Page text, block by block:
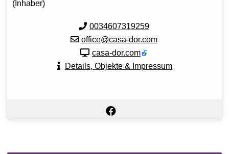
(Inhaber)
0034607319259
office@casa-dor.com
casa-dor.com
Details, Objekte & Impressum